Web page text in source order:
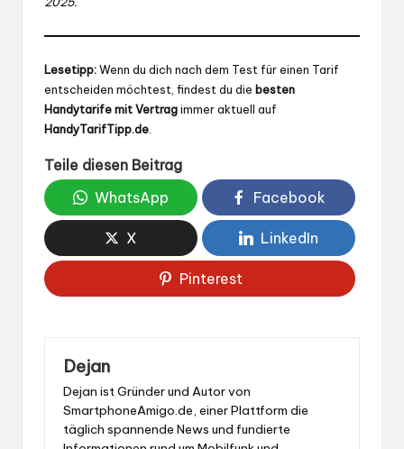
Lesetipp:Wenn du dich nach dem Test für einen Tarif
entscheiden möchtest, findest du die besten
Handytarife mit Vertragimmer aktuell auf
HandyTarifTipp.de.
Teile diesen Beitrag
WhatsApp
Facebook
X LinkedIn
Pinterest
Dejan
Dejan ist Gründer und Autor von
SmartphoneAmigo.de, einer Plattform die
täglich spannende News und fundierte